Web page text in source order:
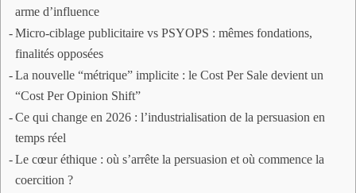
arme d’influence
Micro-ciblage publicitaire vs PSYOPS : mêmes fondations,
finalités opposées
La nouvelle “métrique” implicite : le Cost Per Sale devient un
“Cost Per Opinion Shift”
Ce qui change en 2026 : l’industrialisation de la persuasion en
temps réel
Le cœur éthique : où s’arrête la persuasion et où commence la
coercition ?